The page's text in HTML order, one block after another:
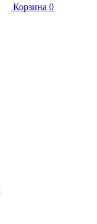
Корзина 0